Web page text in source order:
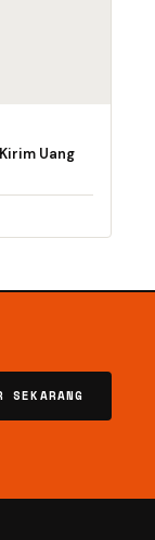
Uang
SEKARANG